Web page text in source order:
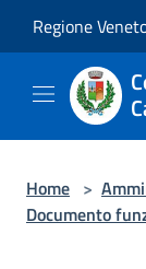
Regione
Home >
Documento